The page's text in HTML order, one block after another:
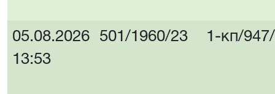
05.08.2026
13:53
501/1960/23 1-кп/